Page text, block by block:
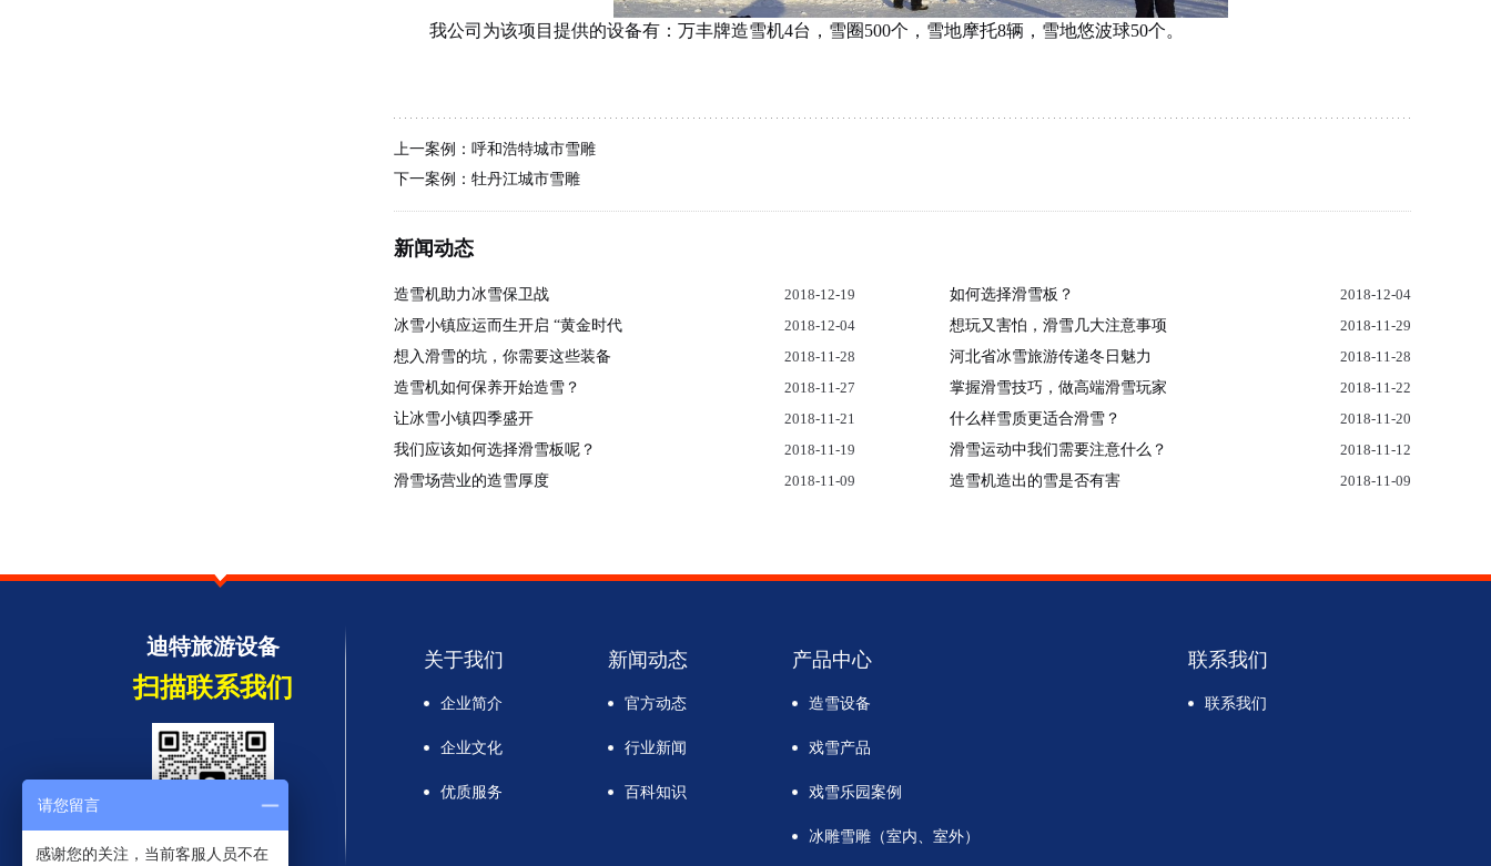
我公司为该项目提供的设备有：万丰牌造雪机4台，雪圈500个，雪地摩托8辆，雪地悠波球50个。
上一案例： 呼和浩特城市雪雕
下一案例： 牡丹江城市雪雕
新闻动态
2018-12-19
造雪机助力冰雪保卫战 2018-12-04
如何选择滑雪板？
2018-12-04
冰雪小镇应运而生开启 “黄金时代 2018-11-29
想玩又害怕，滑雪几大注意事项
2018-11-28
想入滑雪的坑，你需要这些装备 2018-11-28
河北省冰雪旅游传递冬日魅力
2018-11-27
造雪机如何保养开始造雪？ 2018-11-22
掌握滑雪技巧，做高端滑雪玩家
2018-11-21
让冰雪小镇四季盛开 2018-11-20
什么样雪质更适合滑雪？
2018-11-19
我们应该如何选择滑雪板呢？ 2018-11-12
滑雪运动中我们需要注意什么？
2018-11-09
滑雪场营业的造雪厚度 2018-11-09
造雪机造出的雪是否有害
迪特旅游设备
扫描联系我们
关于我们
企业简介
企业文化
优质服务
新闻动态
官方动态
行业新闻
百科知识
产品中心
造雪设备
戏雪产品
戏雪乐园案例
冰雕雪雕（室内、室外）
联系我们
联系我们
请您留言
感谢您的关注，当前客服人员不在